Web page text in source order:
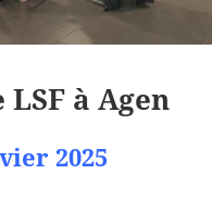
à Agen
2025